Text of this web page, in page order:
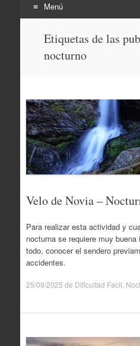
Menú
contenido
Etiquetas de las
nocturno
Velo de Novia –
Para realizar esta actividad y
nocturna se requiere muy
todo, conocer el sendero
accidentes.
25/09/2025 de Dificultad Facil